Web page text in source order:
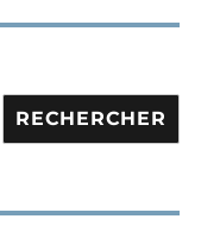
RECHERCHER